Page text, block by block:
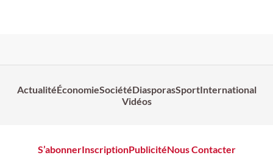
ActualitéÉconomieSociétéDiasporasSportInternational
Vidéos
S’abonnerInscriptionPublicitéNous Contacter